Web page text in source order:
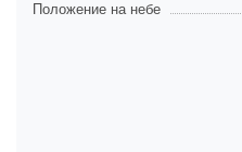
Положение на небе